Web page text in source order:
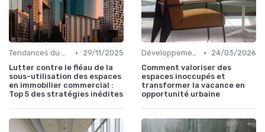
Tendances du Marché Immobilier Commercial •
29/11/2025
Lutter contre le fléau de la
sous-utilisation des espaces
en immobilier commercial :
Top 5 des stratégies inédites
Développement et Rénovation de Projets •
24/03/2026
Comment valoriser des
espaces inoccupés et
transformer la vacance en
opportunité urbaine